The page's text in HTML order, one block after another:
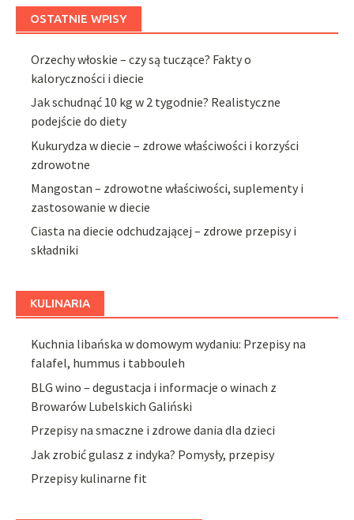
OSTATNIE WPISY
Orzechy włoskie – czy są tuczące? Fakty o
kaloryczności i diecie
Jak schudnąć 10 kg w 2 tygodnie? Realistyczne
podejście do diety
Kukurydza w diecie – zdrowe właściwości i korzyści
zdrowotne
Mangostan – zdrowotne właściwości, suplementy i
zastosowanie w diecie
Ciasta na diecie odchudzającej – zdrowe przepisy i
składniki
KULINARIA
Kuchnia libańska w domowym wydaniu: Przepisy na
falafel, hummus i tabbouleh
BLG wino – degustacja i informacje o winach z
Browarów Lubelskich Galiński
Przepisy na smaczne i zdrowe dania dla dzieci
Jak zrobić gulasz z indyka? Pomysły, przepisy
Przepisy kulinarne fit